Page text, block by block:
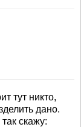
тут никто,
дано.
скажу: